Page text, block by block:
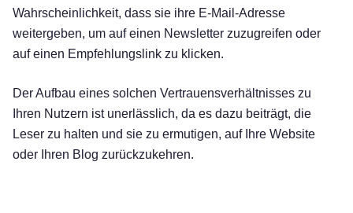
Wahrscheinlichkeit, dass sie ihre E-Mail-Adresse
weitergeben, um auf einen Newsletter zuzugreifen oder
auf einen Empfehlungslink zu klicken.
Der Aufbau eines solchen Vertrauensverhältnisses zu
Ihren Nutzern ist unerlässlich, da es dazu beiträgt, die
Leser zu halten und sie zu ermutigen, auf Ihre Website
oder Ihren Blog zurückzukehren.